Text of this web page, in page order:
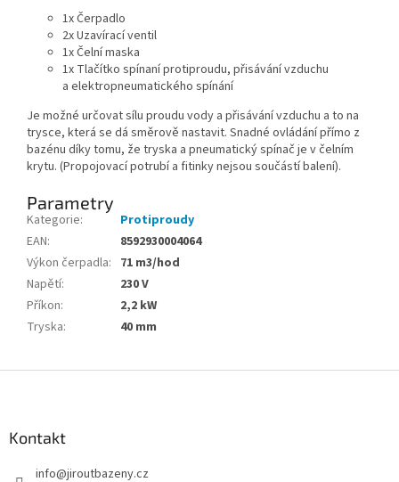
1x Čerpadlo
2x Uzavírací ventil
1x Čelní maska
1x Tlačítko spínaní protiproudu, přisávání vzduchu
a elektropneuma­tického spínání
Je možné určovat sílu proudu vody a přisávání vzduchu a to na
trysce, která se dá směrově nastavit. Snadné ovládání přímo z
bazénu díky tomu, že tryska a pneumatický spínač je v čelním
krytu. (Propojovací potrubí a fitinky nejsou součástí balení).
Parametry
Kategorie:
Protiproudy
EAN:
8592930004064
Výkon čerpadla: 71 m3/hod
Napětí:
230 V
Příkon:
2,2 kW
Tryska: 40 mm
Kontakt
info@jiroutbazeny.cz